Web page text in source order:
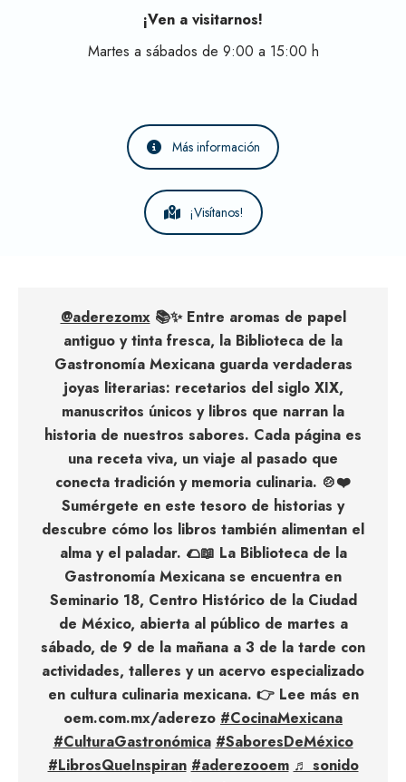
¡Ven a visitarnos!
Martes a sábados de 9:00 a 15:00 h
Más información
¡Visítanos!
@aderezomx📚✨ Entre aromas de papel
antiguo y tinta fresca, la Biblioteca de la
Gastronomía Mexicana guarda verdaderas
joyas literarias: recetarios del siglo XIX,
manuscritos únicos y libros que narran la
historia de nuestros sabores. Cada página es
una receta viva, un viaje al pasado que
conecta tradición y memoria culinaria. 🍲❤️
Sumérgete en este tesoro de historias y
descubre cómo los libros también alimentan el
alma y el paladar. 🌮📖 La Biblioteca de la
Gastronomía Mexicana se encuentra en
Seminario 18, Centro Histórico de la Ciudad
de México, abierta al público de martes a
sábado, de 9 de la mañana a 3 de la tarde con
actividades, talleres y un acervo especializado
en cultura culinaria mexicana. 👉 Lee más en
oem.com.mx/aderezo #CocinaMexicana
#CulturaGastronómica #SaboresDeMéxico
#LibrosQueInspiran #aderezooem ♬ sonido